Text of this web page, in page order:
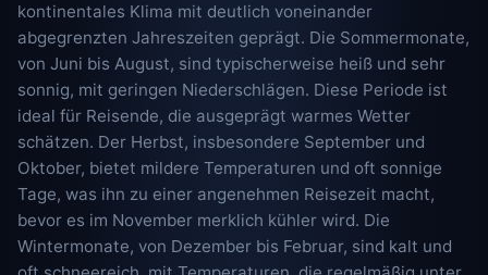
kontinentales Klima mit deutlich voneinander
abgegrenzten Jahreszeiten geprägt. Die Sommermonate,
von Juni bis August, sind typischerweise heiß und sehr
sonnig, mit geringen Niederschlägen. Diese Periode ist
ideal für Reisende, die ausgeprägt warmes Wetter
schätzen. Der Herbst, insbesondere September und
Oktober, bietet mildere Temperaturen und oft sonnige
Tage, was ihn zu einer angenehmen Reisezeit macht,
bevor es im November merklich kühler wird. Die
Wintermonate, von Dezember bis Februar, sind kalt und